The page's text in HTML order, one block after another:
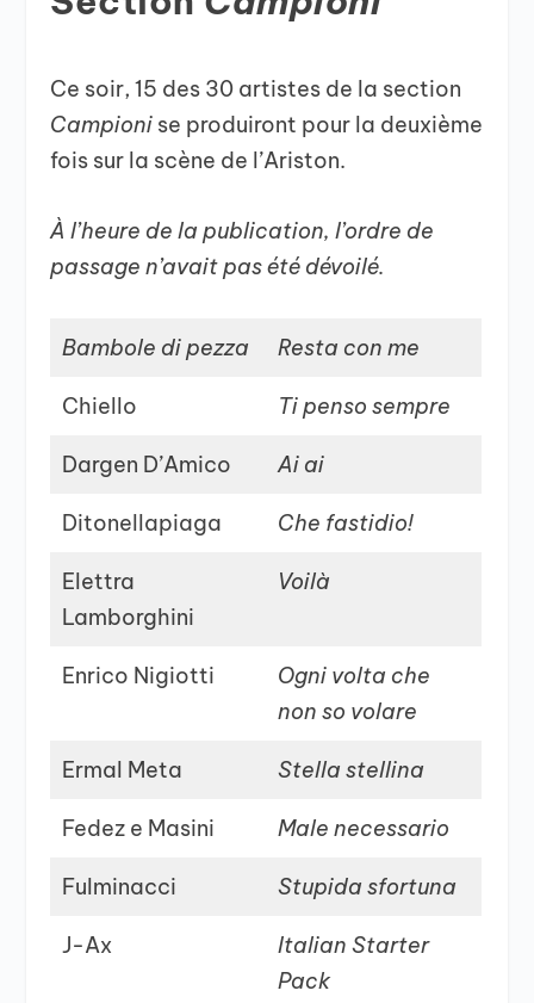
Ce soir, 15 des 30 artistes de la section
Campioni se produiront pour la deuxième
fois sur la scène de l’Ariston.
À l’heure de la publication, l’ordre de
passage n’avait pas été dévoilé.
Bambole di pezza Resta con me
Chiello Ti penso sempre
Dargen D’Amico Ai ai
Ditonellapiaga Che fastidio!
Elettra
Lamborghini
Voilà
Enrico Nigiotti
Ogni volta che
non so volare
Ermal Meta Stella stellina
Fedez e Masini Male necessario
Fulminacci Stupida sfortuna
J-Ax
Italian Starter
Pack